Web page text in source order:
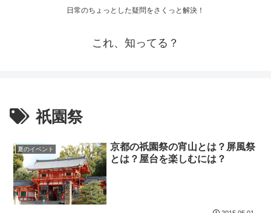
日常のちょっとした疑問をさくっと解決！
これ、知ってる？
祇園祭
夏のイベント
京都の祇園祭の宵山とは？屏風祭
とは？屋台を楽しむには？